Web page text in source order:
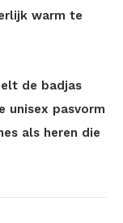
warm te
de badjas
unisex pasvorm
als heren die